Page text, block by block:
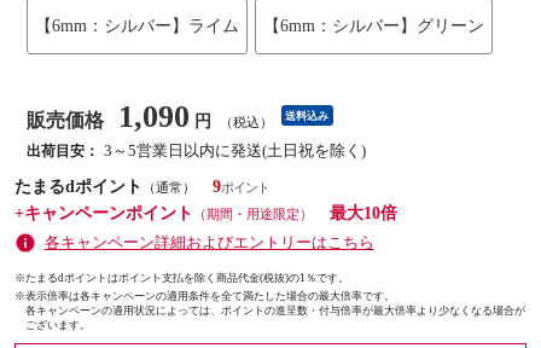
【6mm：シルバー】ライム 【6mm：シルバー】グリーン
販売価格 1,090 円 （税込） 送料込み
出荷目安： 3～5営業日以内に発送(土日祝を除く)
たまるdポイント
（通常）
9
+キャンペーンポイント
（期間・用途限定）
最大10倍
各キャンペーン詳細およびエントリーはこちら
※たまるdポイントはポイント支払を除く商品代金(税抜)の1％です。
※表示倍率は各キャンペーンの適用条件を全て満たした場合の最大倍率です。
各キャンペーンの適用状況によっては、ポイントの進呈数・付与倍率が最大倍率より少なくなる場合が
ございます。